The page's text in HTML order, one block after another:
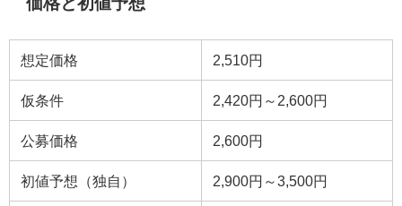
想定価格 2,510円
仮条件 2,420円～2,600円
公募価格 2,600円
初値予想（独自） 2,900円～3,500円